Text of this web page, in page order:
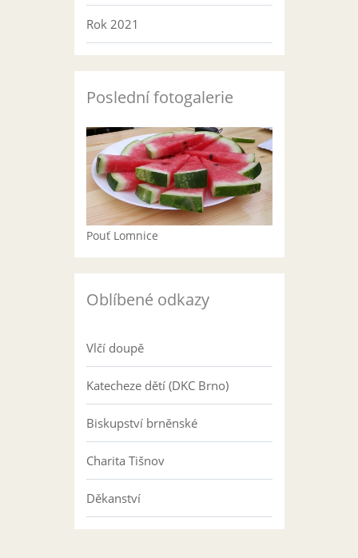
Rok 2021
Poslední fotogalerie
Pouť Lomnice
Oblíbené odkazy
Vlčí doupě
Katecheze dětí (DKC Brno)
Biskupství brněnské
Charita Tišnov
Děkanství